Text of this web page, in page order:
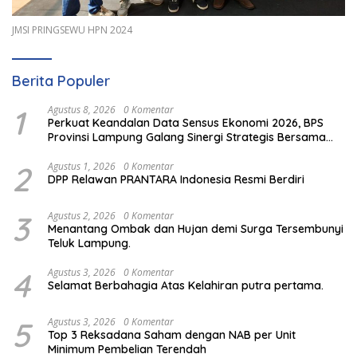
JMSI PRINGSEWU HPN 2024
Berita Populer
1 Agustus 8, 2026 0 Komentar
Perkuat Keandalan Data Sensus Ekonomi 2026, BPS
Provinsi Lampung Galang Sinergi Strategis Bersama
2 Agustus 1, 2026 0 Komentar
DPP Relawan PRANTARA Indonesia Resmi Berdiri
3 Agustus 2, 2026 0 Komentar
Menantang Ombak dan Hujan demi Surga Tersembunyi
Teluk Lampung.
4 Agustus 3, 2026 0 Komentar
Selamat Berbahagia Atas Kelahiran putra pertama.
5 Agustus 3, 2026 0 Komentar
Top 3 Reksadana Saham dengan NAB per Unit
Minimum Pembelian Terendah